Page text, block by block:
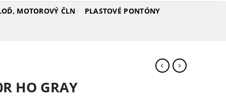
MOTOROVÝ ČLN PLASTOVÉ PONTÓNY
HO GRAY